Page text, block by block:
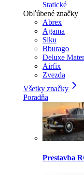
Statické
Obľúbené značky
Abrex
Agama
Siku
Bburago
Deluxe
Airfix
Zvezda
Všetky značky
Poradňa
Prestavba